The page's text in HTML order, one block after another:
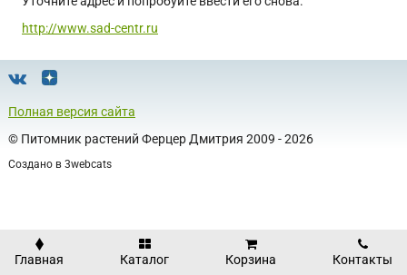
http://www.sad-centr.ru
Полная версия сайта
© Питомник растений Ферцер Дмитрия 2009 - 2026
Создано в 3webcats
Главная Каталог Корзина Контакты